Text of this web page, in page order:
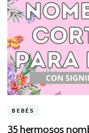
BEBÉS
35 hermosos